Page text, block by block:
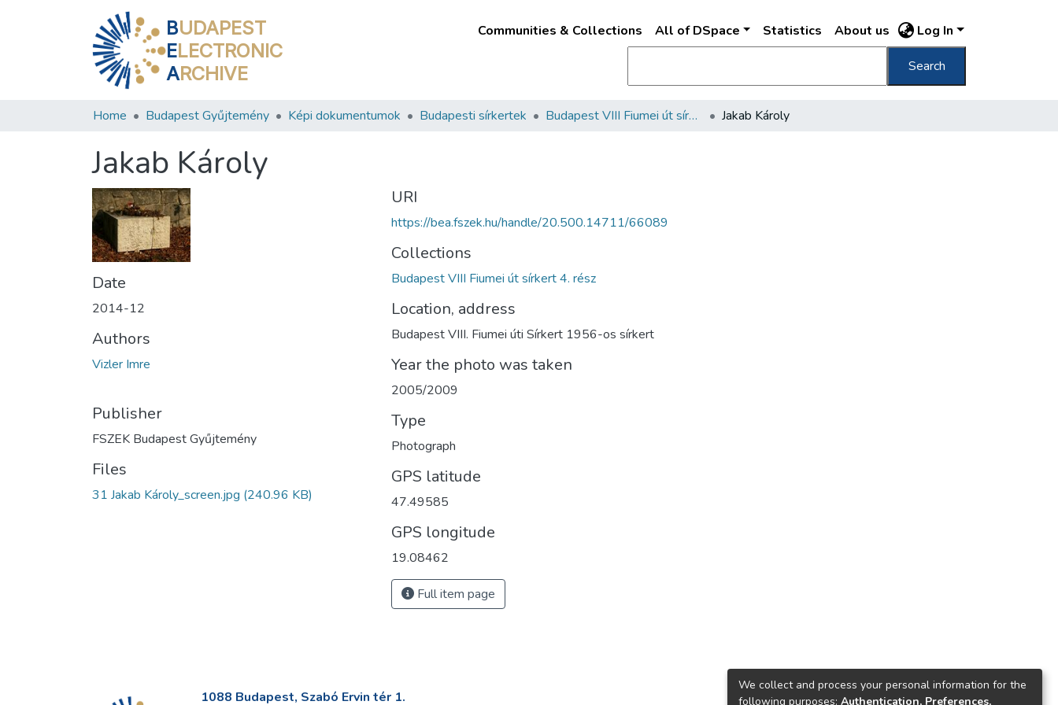
BUDAPEST
ELECTRONIC
ARCHIVE
Communities & Collections All of DSpace Statistics About us Log In
Search
Home Budapest Gyűjtemény Képi dokumentumok Budapesti sírkertek Budapest VIII Fiumei út sírkert 4. rész Jakab Károly
Jakab Károly
Date
2014-12
Authors
Vizler Imre
Publisher
FSZEK Budapest Gyűjtemény
Files
31 Jakab Károly_screen.jpg (240.96 KB)
URI
https://bea.fszek.hu/handle/20.500.14711/66089
Collections
Budapest VIII Fiumei út sírkert 4. rész
Location, address
Budapest VIII. Fiumei úti Sírkert 1956-os sírkert
Year the photo was taken
2005/2009
Type
Photograph
GPS latitude
47.49585
GPS longitude
19.08462
Full item page
1088 Budapest, Szabó Ervin tér 1.
We collect and process your personal information for the
following purposes: Authentication, Preferences,